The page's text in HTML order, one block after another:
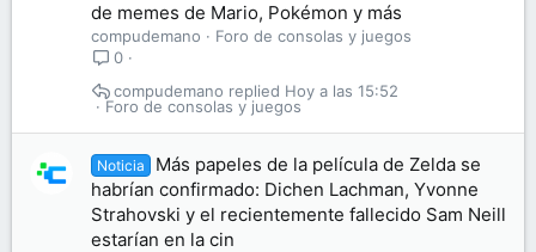
de memes de Mario, Pokémon y más
compudemano
Foro de consolas y juegos
0
Foro de consolas y juegos
Hoy a las 15:52
compudemano
Noticia
Más papeles de la película de Zelda se
habrían confirmado: Dichen Lachman, Yvonne
Strahovski y el recientemente fallecido Sam Neill
estarían en la cin